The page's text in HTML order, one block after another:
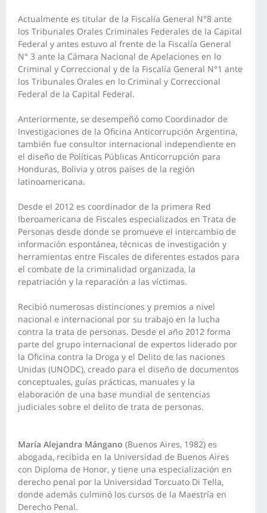
Actualmente es titular de la Fiscalía General N°8 ante
los Tribunales Orales Criminales Federales de la Capital
Federal y antes estuvo al frente de la Fiscalía General
N° 3 ante la Cámara Nacional de Apelaciones en lo
Criminal y Correccional y de la Fiscalía General N°1 ante
los Tribunales Orales en lo Criminal y Correccional
Federal de la Capital Federal.
Anteriormente, se desempeñó como Coordinador de
Investigaciones de la Oficina Anticorrupción Argentina,
también fue consultor internacional independiente en
el diseño de Políticas Públicas Anticorrupción para
Honduras, Bolivia y otros países de la región
latinoamericana.
Desde el 2012 es coordinador de la primera Red
Iberoamericana de Fiscales especializados en Trata de
Personas desde donde se promueve el intercambio de
información espontánea, técnicas de investigación y
herramientas entre Fiscales de diferentes estados para
el combate de la criminalidad organizada, la
repatriación y la reparación a las víctimas.
Recibió numerosas distinciones y premios a nivel
nacional e internacional por su trabajo en la lucha
contra la trata de personas. Desde el año 2012 forma
parte del grupo internacional de expertos liderado por
la Oficina contra la Droga y el Delito de las naciones
Unidas (UNODC), creado para el diseño de documentos
conceptuales, guías prácticas, manuales y la
elaboración de una base mundial de sentencias
judiciales sobre el delito de trata de personas.
María Alejandra Mángano (Buenos Aires, 1982) es
abogada, recibida en la Universidad de Buenos Aires
con Diploma de Honor, y tiene una especialización en
derecho penal por la Universidad Torcuato Di Tella,
donde además culminó los cursos de la Maestría en
Derecho Penal.